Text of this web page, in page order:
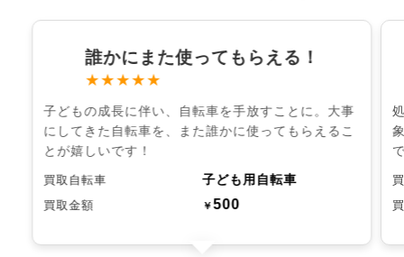
誰かにまた使ってもらえる！
★★★★★
子どもの成長に伴い、自転車を手放すことに。大事
にしてきた自転車を、また誰かに使ってもらえるこ
とが嬉しいです！
買取自転車 子ども用自転車
買取金額 ￥500